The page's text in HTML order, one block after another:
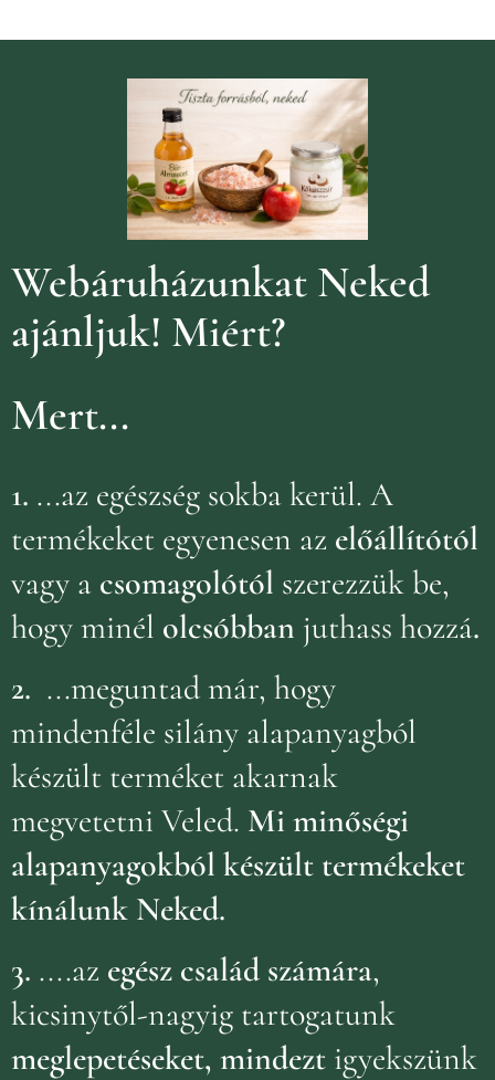
Webáruházunkat Neked
ajánljuk! Miért?
Mert...
1. ...az egészség sokba kerül. A
termékeket egyenesen az előállítótól
vagy a csomagolótól szerezzük be,
hogy minél olcsóbban juthass hozzá.
2. ...meguntad már, hogy
mindenféle silány alapanyagból
készült terméket akarnak
megvetetni Veled. Mi minőségi
alapanyagokból készült termékeket
kínálunk Neked.
3. ....az egész család számára,
kicsinytől-nagyig tartogatunk
meglepetéseket, mindezt igyekszünk